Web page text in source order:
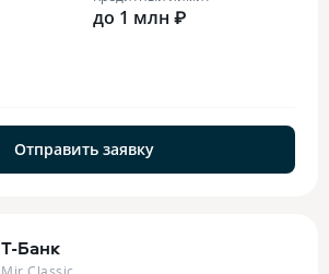
до 1 млн ₽
Отправить заявку
Т-Банк